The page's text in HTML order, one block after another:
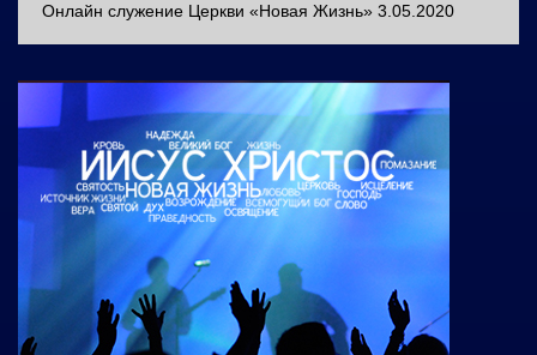
Онлайн служение Церкви «Новая Жизнь» 3.05.2020